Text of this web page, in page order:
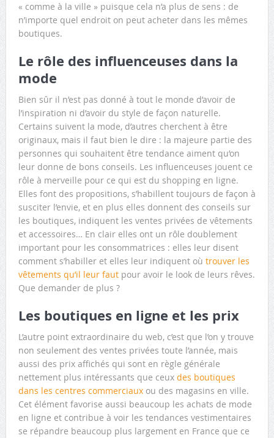
« comme à la ville » puisque cela n’a plus de sens : de
n’importe quel endroit on peut acheter dans les mêmes
boutiques.
Le rôle des influenceuses dans la
mode
Bien sûr il n’est pas donné à tout le monde d’avoir de
l’inspiration ni d’avoir du style de façon naturelle.
Certains suivent la mode, d’autres cherchent à être
originaux, mais il faut bien le dire : la majeure partie des
personnes qui souhaitent être tendance aiment qu’on
leur donne de bons conseils. Les influenceuses jouent ce
rôle à merveille pour ce qui est du shopping en ligne.
Elles font des propositions, s’habillent toujours de façon à
susciter l’envie, et en plus elles donnent des conseils sur
les boutiques, indiquent les ventes privées de vêtements
et accessoires… En clair elles ont un rôle doublement
important pour les consommatrices : elles leur disent
comment s’habiller et elles leur indiquent où trouver les
vêtements qu’il leur fautpour avoir le look de leurs rêves.
Que demander de plus ?
Les boutiques en ligne et les prix
L’autre point extraordinaire du web, c’est que l’on y trouve
non seulement des ventes privées toute l’année, mais
aussi des prix affichés qui sont en règle générale
nettement plus intéressants que ceux des boutiques
dans les centres commerciauxou des magasins en ville.
Cet élément favorise aussi beaucoup les achats de mode
en ligne et contribue à voir les tendances vestimentaires
se répandre beaucoup plus largement en France que ce